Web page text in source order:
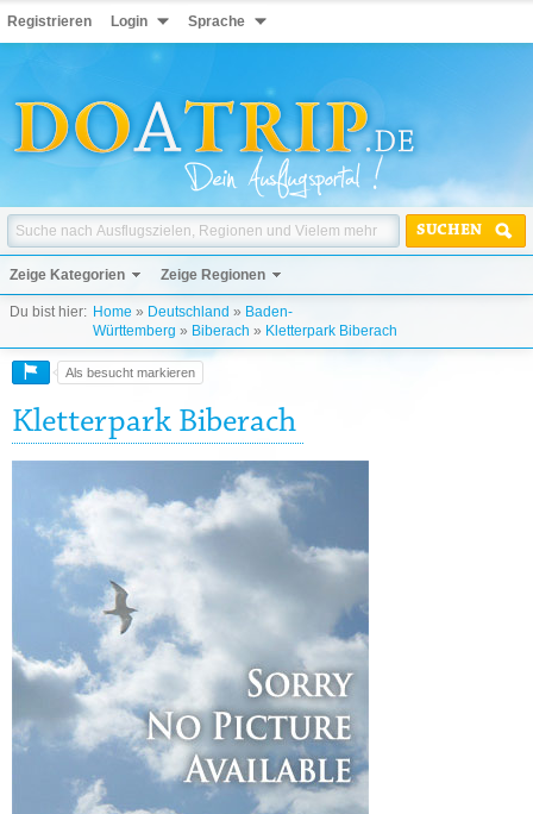
Registrieren Login Sprache
SUCHEN
Zeige Kategorien Zeige Regionen
Du bist hier: Home » Deutschland » Baden-
Württemberg » Biberach » Kletterpark Biberach
Als besucht markieren
Kletterpark Biberach